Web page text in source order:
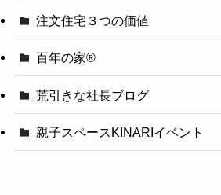
注文住宅３つの価値
百年の家®️
荒引きな社長ブログ
親子スペースKINARIイベント